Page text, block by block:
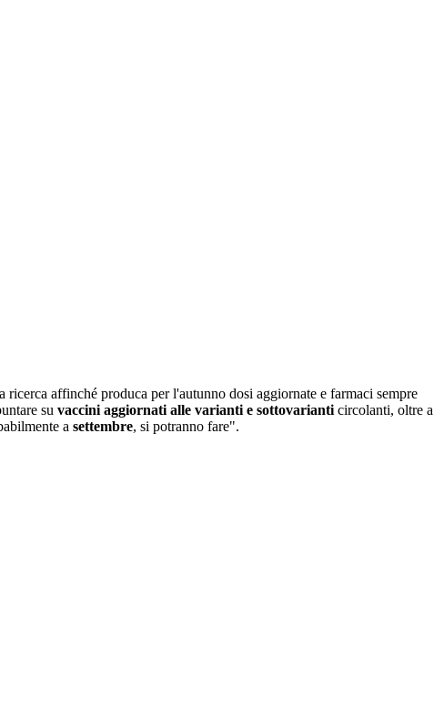
affinché produca per l'autunno dosi aggiornate e farmaci sempre
su vaccini aggiornati alle varianti e sottovarianti circolanti, oltre a
a settembre, si potranno fare".